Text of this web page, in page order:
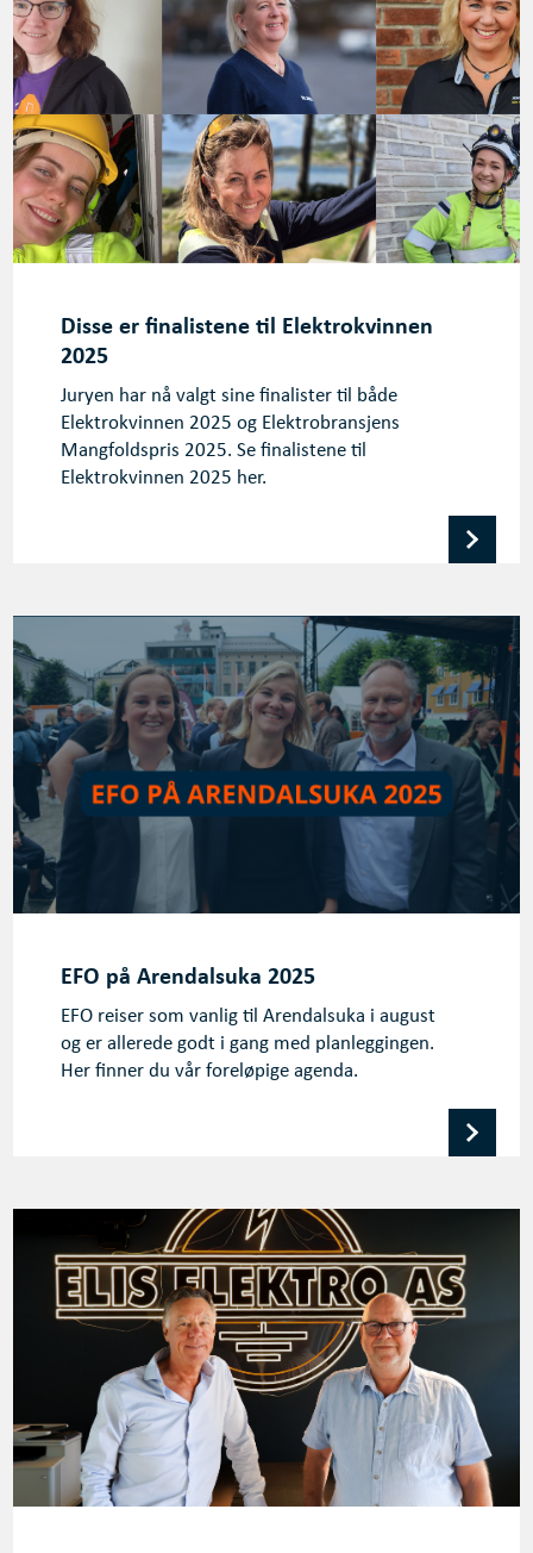
Disse er finalistene til Elektrokvinnen
2025
Juryen har nå valgt sine finalister til både
Elektrokvinnen 2025 og Elektrobransjens
Mangfoldspris 2025. Se finalistene til
Elektrokvinnen 2025 her.
EFO på Arendalsuka 2025
EFO reiser som vanlig til Arendalsuka i august
og er allerede godt i gang med planleggingen.
Her finner du vår foreløpige agenda.